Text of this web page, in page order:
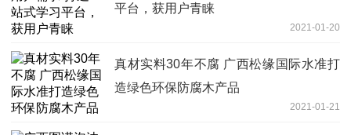
平台，获用户青睐
2021-01-20
真材实料30年不腐 广西松缘国际水准打
造绿色环保防腐木产品
2021-01-21